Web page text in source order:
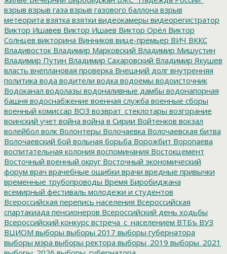
взрыв взрыв газа взрыв газового баллона взрыв
метеорита взятка взятки видеокамеры видеорегистратор
Виктор Ишавев Виктор Ишаев Виктор Орёл Виктор
Солнцев викторина Винников вице-премьер ВИЧ ВККС
Владивосток Владимир Марковский Владимир Мишустин
Владимир Путин Владимир Сахаровский Владимир Якушев
власть внеплановая проверка Внешний долг внутренняя
политика вода водители водка водоемы водоисточник
Водоканал водолазы водоналивные дамбы водонапорная
башня водоснабжение военная служба военные сборы
военный комиссар ВОЗ возврат_стеклотары возгорание
воинский учет война война в Сирии Войтенков вокзал
волейбол волк Волонтеры Волочаевка Волочаевская битва
Волочаевский бой вольная борьба Ворожбит Воропаева
воспитательная колония воспоминания Востокцемент
Восточный военный округ Восточный экономический
форум врач врачебные ошибки врачи вредные привычки
временные трубопроводы Время Биробиджана
всемирный фестиваль молодежи и студентов
Всероссийская перепись населения Всероссийская
спартакиада пенсионеров Всероссийский день ходьбы
Всероссийский конкурс встреча_с_населением ВТБъ ВУЗ
ВЦИОМ выборы выборы 2017 выборы губернатора
выборы мэра выборы ректора выборы_2019 выборы_2021